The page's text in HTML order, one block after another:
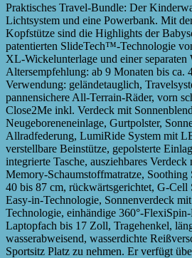
Praktisches Travel-Bundle: Der
Lichtsystem und eine Powerbank. Mit
Kopfstütze sind die Highlights der
patentierten SlideTech™-Technologie
XL-Wickelunterlage und einer
Altersempfehlung: ab 9 Monaten bis ca.
Verwendung: geländetauglich,
pannensichere All-Terrain-Räder, vorn
Close2Me inkl. Verdeck mit
Neugeboreneneinlage, Gurtpolster,
Allradfederung, LumiRide System mit
verstellbare Beinstütze, gepolsterte
integrierte Tasche, ausziehbares
Memory-Schaumstoffmatratze,
40 bis 87 cm, rückwärtsgerichtet, G-
Easy-in-Technologie, Sonnenverdeck
Technologie, einhändige 360°-
Laptopfach bis 17 Zoll, Tragehenkel,
wasserabweisend, wasserdichte
Sportsitz Platz zu nehmen. Er verfügt